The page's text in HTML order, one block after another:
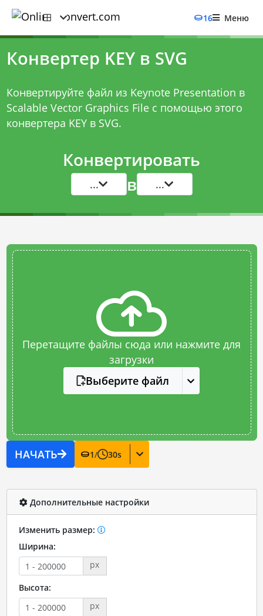
16 Меню
Конвертер KEY в SVG
Конвертируйте файл из Keynote Presentation в
Scalable Vector Graphics File с помощью этого
конвертера KEY в SVG.
Конвертировать
... в ...
Перетащите файлы сюда или нажмите для
загрузки
Выберите файл
НАЧАТЬ 1/ 30s
Дополнительные настройки
Изменить размер:
Ширина:
px
Высота:
px